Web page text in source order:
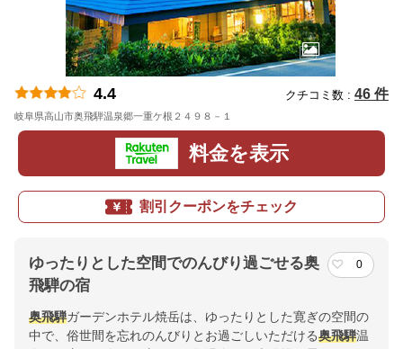
4.4 クチコミ数 : 46 件
岐阜県高山市奥飛騨温泉郷一重ケ根２４９８－１
料金を表示
割引クーポンをチェック
ゆったりとした空間でのんびり過ごせる奥
飛騨の宿
0
奥飛騨ガーデンホテル焼岳は、ゆったりとした寛ぎの空間の
中で、俗世間を忘れのんびりとお過ごしいただける奥飛騨温